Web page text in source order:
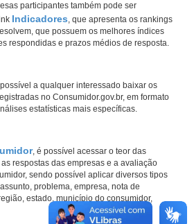
participantes também pode ser
Indicadores, que apresenta os rankings
que possuem os melhores índices
respondidas e prazos médios de resposta.
a qualquer interessado baixar os
no Consumidor.gov.br, em formato
estatísticas mais específicas.
, é possível acessar o teor das
respostas das empresas e a avaliação
sendo possível aplicar diversos tipos
problema, empresa, nota de
estado, município do consumidor,